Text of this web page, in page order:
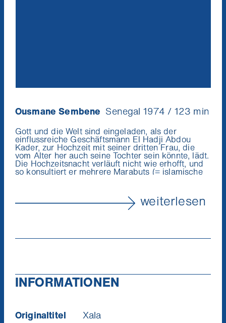
Ousmane Sembene Senegal 1974 / 123 min
Gott und die Welt sind eingeladen, als der
einflussreiche Geschäftsmann El Hadji Abdou
Kader, zur Hochzeit mit seiner dritten Frau, die
vom Alter her auch seine Tochter sein könnte, lädt.
Die Hochzeitsnacht verläuft nicht wie erhofft, und
so konsultiert er mehrere Marabuts (= islamische
Überzeugung ist ein Fluch Ursache für die
schwindende Manneskraft. Viele kommen dafür in
Frage, die er übervorteilt und betrogen hat.
wird und in seinen ebenso korrupten Kollegen
weiterlesen
INFORMATIONEN
Originaltitel
Xala